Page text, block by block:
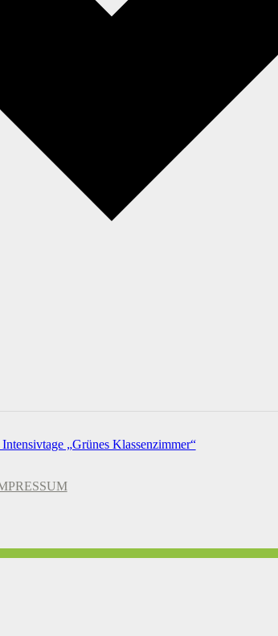
Intensivtage „Grünes Klassenzimmer“